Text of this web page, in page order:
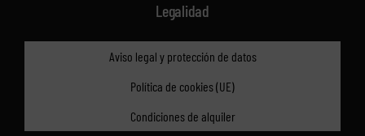
Legalidad
Aviso legal y protección de datos
Política de cookies (UE)
Condiciones de alquiler